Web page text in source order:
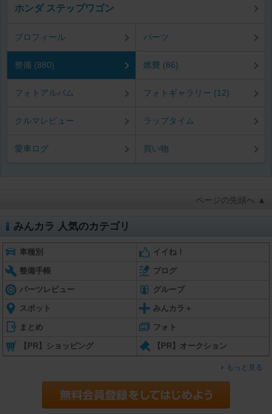
ホンダ ステップワゴン
プロフィール パーツ
整備 (880) 燃費 (86)
フォトアルバム フォトギャラリー (12)
クルマレビュー ラップタイム
愛車ログ 買い物
ページの先頭へ ▲
みんカラ 人気のカテゴリ
車種別 イイね！
整備手帳 ブログ
パーツレビュー グループ
スポット みんカラ＋
まとめ フォト
【PR】ショッピング 【PR】オークション
もっと見る